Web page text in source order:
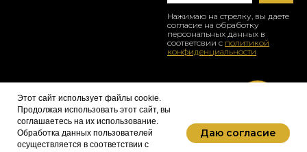
Этот сайт использует файлы cookie.
Продолжая использовать этот сайт, вы
соглашаетесь на их использование.
Обработка данных пользователей
осуществляется в соответствии с
Даю согласие
Нажимаю на стрелку, вы даете
согласие на обработку
персональных данных в
соответсвии с политикой
конфиденциальности
© 2025 BRANDOCHKI TM optikabrandochki@yandex.ru